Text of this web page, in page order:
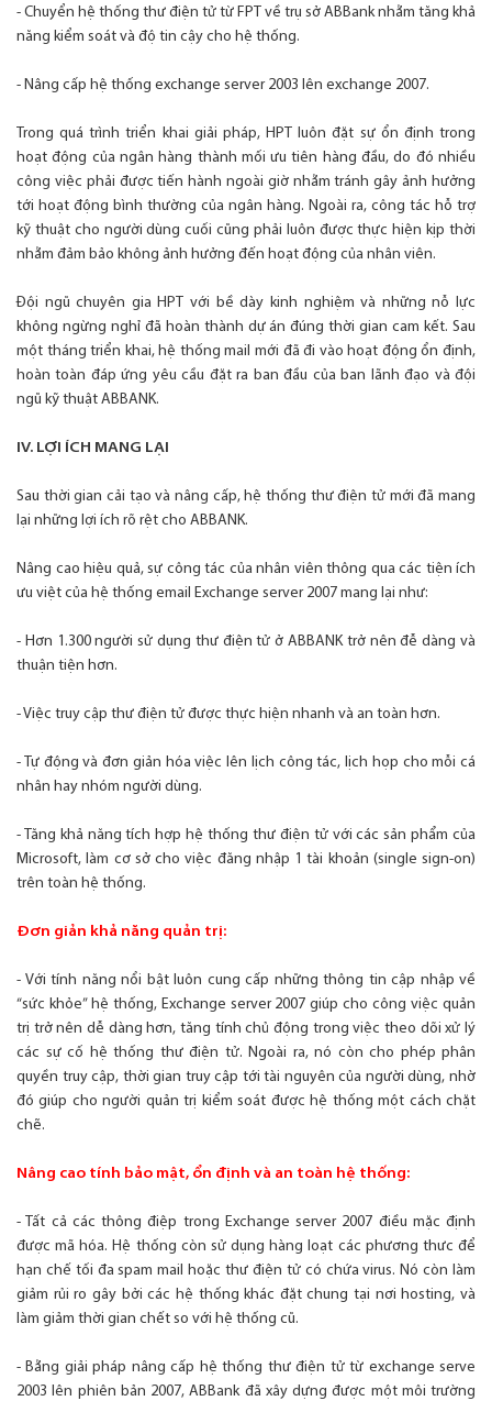
- Chuyển hệ thống thư điện tử từ FPT về trụ sở ABBank nhằm tăng khả
năng kiểm soát và độ tin cậy cho hệ thống.
- Nâng cấp hệ thống exchange server 2003 lên exchange 2007.
Trong quá trình triển khai giải pháp, HPT luôn đặt sự ổn định trong
hoạt động của ngân hàng thành mối ưu tiên hàng đầu, do đó nhiều
công việc phải được tiến hành ngoài giờ nhằm tránh gây ảnh hưởng
tới hoạt động bình thường của ngân hàng. Ngoài ra, công tác hỗ trợ
kỹ thuật cho người dùng cuối cũng phải luôn được thực hiện kịp thời
nhằm đảm bảo không ảnh hưởng đến hoạt động của nhân viên.
Đội ngũ chuyên gia HPT với bề dày kinh nghiệm và những nỗ lực
không ngừng nghỉ đã hoàn thành dự án đúng thời gian cam kết. Sau
một tháng triển khai, hệ thống mail mới đã đi vào hoạt động ổn định,
hoàn toàn đáp ứng yêu cầu đặt ra ban đầu của ban lãnh đạo và đội
ngũ kỹ thuật ABBANK.
IV. LỢI ÍCH MANG LẠI
Sau thời gian cải tạo và nâng cấp, hệ thống thư điện tử mới đã mang
lại những lợi ích rõ rệt cho ABBANK.
Nâng cao hiệu quả, sự công tác của nhân viên thông qua các tiện ích
ưu việt của hệ thống email Exchange server 2007 mang lại như:
- Hơn 1.300 người sử dụng thư điện tử ở ABBANK trở nên đễ dàng và
thuận tiện hơn.
- Việc truy cập thư điện tử được thực hiện nhanh và an toàn hơn.
- Tự động và đơn giản hóa việc lên lịch công tác, lịch họp cho mỗi cá
nhân hay nhóm người dùng.
- Tăng khả năng tích hợp hệ thống thư điện tử với các sản phẩm của
Microsoft, làm cơ sở cho việc đăng nhập 1 tài khoản (single sign-on)
trên toàn hệ thống.
Đơn giản khả năng quản trị:
- Với tính năng nổi bật luôn cung cấp những thông tin cập nhập về
“sức khỏe” hệ thống, Exchange server 2007 giúp cho công việc quản
trị trở nên dễ dàng hơn, tăng tính chủ động trong việc theo dõi xử lý
các sự cố hệ thống thư điện tử. Ngoài ra, nó còn cho phép phân
quyền truy cập, thời gian truy cập tới tài nguyên của người dùng, nhờ
đó giúp cho người quản trị kiểm soát được hệ thống một cách chặt
chẽ.
Nâng cao tính bảo mật, ổn định và an toàn hệ thống:
- Tất cả các thông điệp trong Exchange server 2007 điều mặc định
được mã hóa. Hệ thống còn sử dụng hàng loạt các phương thưc để
hạn chế tối đa spam mail hoặc thư điện tử có chứa virus. Nó còn làm
giảm rủi ro gây bởi các hệ thống khác đặt chung tại nơi hosting, và
làm giảm thời gian chết so với hệ thống cũ.
- Bằng giải pháp nâng cấp hệ thống thư điện tử từ exchange serve
2003 lên phiên bản 2007, ABBank đã xây dựng được một môi trường